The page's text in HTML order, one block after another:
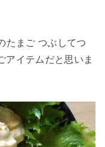
たまご つぶしてつ
アイテムだと思いま